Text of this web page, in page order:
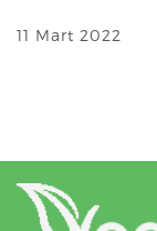
11 Mart 2022